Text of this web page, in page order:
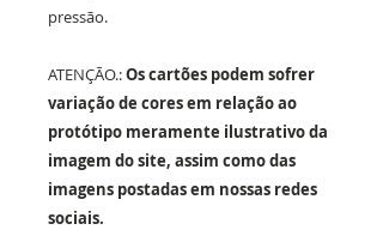
pressão.
ATENÇÃO.:Os cartões podem sofrer
variação de cores em relação ao
protótipo meramente ilustrativo da
imagem do site, assim como das
imagens postadas em nossas redes
sociais.